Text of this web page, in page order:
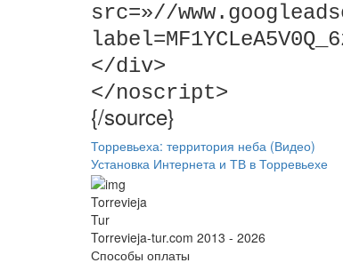
src=»//
</div>
</noscript>
{/source}
Торревьеха: территория неба (Видео)
Установка Интернета и ТВ в Торревьехе
Torrevieja
Tur
Torrevieja-tur.com 2013 - 2026
Способы оплаты